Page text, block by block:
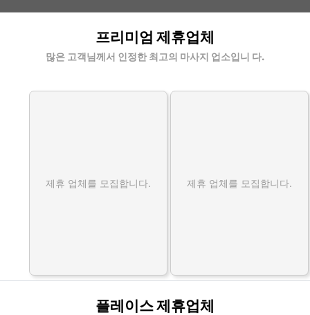
프리미엄 제휴업체
많은 고객님께서 인정한 최고의 마사지 업소입니 다.
제휴 업체를 모집합니다. 제휴 업체를 모집합니다.
플레이스 제휴업체